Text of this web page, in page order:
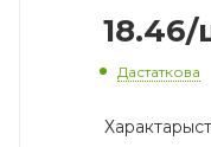
18.46/
Дастаткова